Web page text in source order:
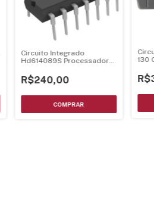
Circuito Integrado
Hd614089S Processador
R$240,00
130